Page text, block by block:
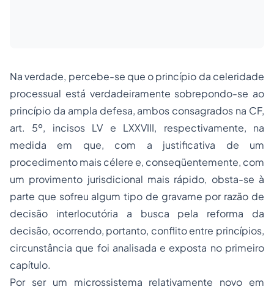
Na verdade, percebe-se que o princípio da celeridade
processual está verdadeiramente sobrepondo-se ao
princípio da ampla defesa, ambos consagrados na CF,
art. 5º, incisos LV e LXXVIII, respectivamente, na
medida em que, com a justificativa de um
procedimento mais célere e, conseqüentemente, com
um provimento jurisdicional mais rápido, obsta-se à
parte que sofreu algum tipo de gravame por razão de
decisão interlocutória a busca pela reforma da
decisão, ocorrendo, portanto, conflito entre princípios,
circunstância que foi analisada e exposta no primeiro
capítulo.
Por ser um microssistema relativamente novo em